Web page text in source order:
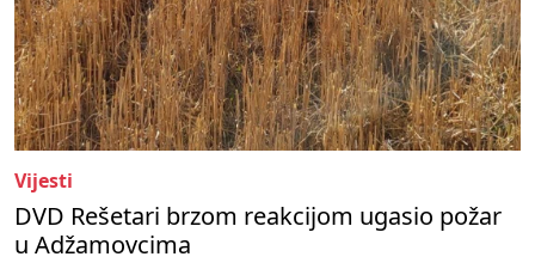
Vijesti
DVD Rešetari brzom reakcijom ugasio požar
u Adžamovcima